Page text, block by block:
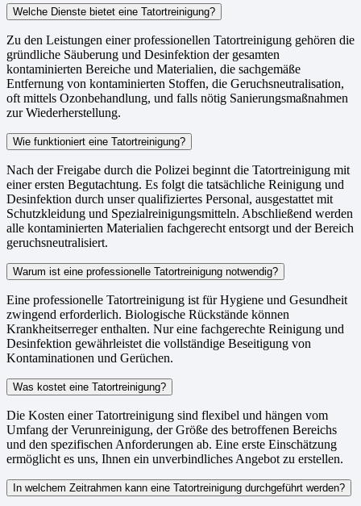
Welche Dienste bietet eine Tatortreinigung?
Zu den Leistungen einer professionellen Tatortreinigung gehören die
gründliche Säuberung und Desinfektion der gesamten
kontaminierten Bereiche und Materialien, die sachgemäße
Entfernung von kontaminierten Stoffen, die Geruchsneutralisation,
oft mittels Ozonbehandlung, und falls nötig Sanierungsmaßnahmen
zur Wiederherstellung.
Wie funktioniert eine Tatortreinigung?
Nach der Freigabe durch die Polizei beginnt die Tatortreinigung mit
einer ersten Begutachtung. Es folgt die tatsächliche Reinigung und
Desinfektion durch unser qualifiziertes Personal, ausgestattet mit
Schutzkleidung und Spezialreinigungsmitteln. Abschließend werden
alle kontaminierten Materialien fachgerecht entsorgt und der Bereich
geruchsneutralisiert.
Warum ist eine professionelle Tatortreinigung notwendig?
Eine professionelle Tatortreinigung ist für Hygiene und Gesundheit
zwingend erforderlich. Biologische Rückstände können
Krankheitserreger enthalten. Nur eine fachgerechte Reinigung und
Desinfektion gewährleistet die vollständige Beseitigung von
Kontaminationen und Gerüchen.
Was kostet eine Tatortreinigung?
Die Kosten einer Tatortreinigung sind flexibel und hängen vom
Umfang der Verunreinigung, der Größe des betroffenen Bereichs
und den spezifischen Anforderungen ab. Eine erste Einschätzung
ermöglicht es uns, Ihnen ein unverbindliches Angebot zu erstellen.
In welchem Zeitrahmen kann eine Tatortreinigung durchgeführt werden?